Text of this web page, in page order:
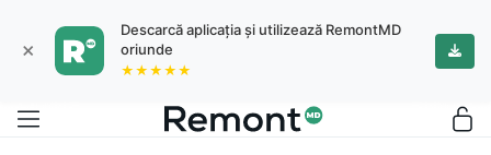
×
Descarcă aplicația și utilizează RemontMD
oriunde
★★★★★